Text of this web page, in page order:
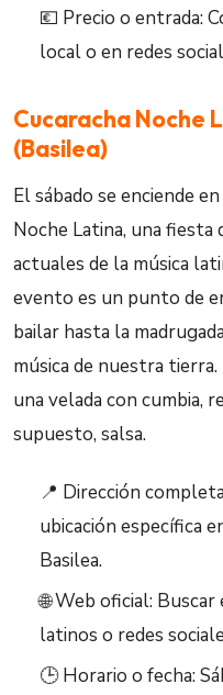
💶 Precio o entrada:
local o en redes
Cucaracha Noche
(Basilea)
El sábado se enciende
Noche Latina, una
actuales de la música
evento es un punto de
bailar hasta la
música de nuestra
una velada con cumbia,
supuesto, salsa.
📍 Dirección
ubicación específica
Basilea.
🌐 Web oficial:
latinos o redes
🕒 Horario o fecha: